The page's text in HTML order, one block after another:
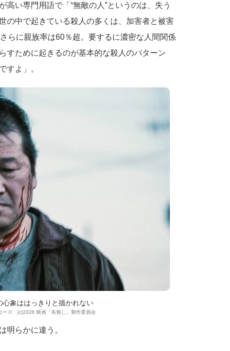
い専門用語で「“無敵の人”というのは、失う
の中で起きている殺人の多くは、加害者と被害
らに親族率は60％超。要するに濃密な人間関係
すために起きるのが基本的な殺人のパターン
すよ」。
心象ははっきりと描かれない
ーズ [c]2026 映画「名無し」製作委員会
明らかに違う。